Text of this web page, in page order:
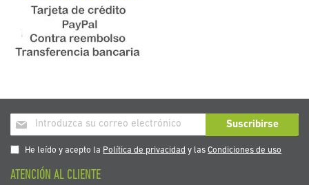
Inscríbase
a
nuestro
de
Suscribirse
He leído y acepto la Política de privacidad y lasCondiciones de uso
ATENCIÓN AL CLIENTE